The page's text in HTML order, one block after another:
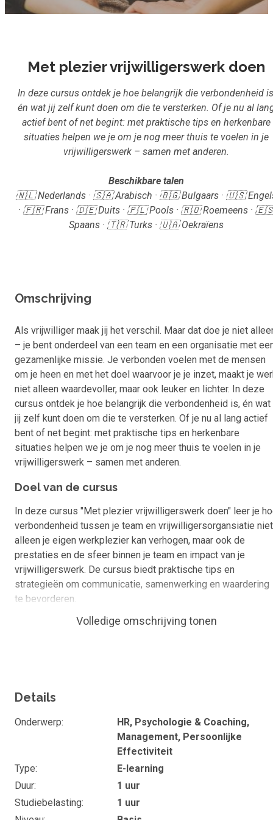
Inloggen
Met plezier vrijwilligerswerk doen
In deze cursus ontdek je hoe belangrijk die verbondenheid
én wat jij zelf kunt doen om die te versterken. Of je nu al
actief bent of net begint: met praktische tips en herkenbare
situaties helpen we je om je nog meer thuis te voelen in je
vrijwilligerswerk – samen met anderen.
Beschikbare talen
🇳🇱 Nederlands · 🇸🇦 Arabisch · 🇧🇬 Bulgaars · 🇺🇸
· 🇫🇷 Frans · 🇩🇪 Duits · 🇵🇱 Pools · 🇷🇴 Roemeens ·
Spaans · 🇹🇷 Turks · 🇺🇦 Oekraïens
Omschrijving
Als vrijwilliger maak jij het verschil. Maar dat doe je niet
– je bent onderdeel van een team en een organisatie met
gezamenlijke missie. Je verbonden voelen met de mensen
om je heen en met het doel waarvoor je je inzet, maakt je
niet alleen waardevoller, maar ook leuker en lichter. In deze
cursus ontdek je hoe belangrijk die verbondenheid is, én wat
jij zelf kunt doen om die te versterken. Of je nu al lang actief
bent of net begint: met praktische tips en herkenbare
situaties helpen we je om je nog meer thuis te voelen in je
vrijwilligerswerk – samen met anderen.
Doel van de cursus
In deze cursus "Met plezier vrijwilligerswerk doen" leer je
verbondenheid tussen je team en vrijwilligersorgansiatie niet
alleen je eigen werkplezier kan verhogen, maar ook de
prestaties en de sfeer binnen je team en impact van je
vrijwilligerswerk. De cursus biedt praktische tips en
strategieën om communicatie, samenwerking en waardering
te bevorderen.
Wat kan je of ken je na de cursus
team te vormen.
Strategieën om persoonlijke relaties met mensen
om je heen op te bouwen.
Hoe je een inclusieve en ondersteunende
werkomgeving creëert.
Tips om samenwerking en teamgeest te
Volledige omschrijving tonen
Details
Onderwerp
HR, Psychologie & Coaching,
Management, Persoonlijke
Effectiviteit
Type
E-learning
Duur
1 uur
Studiebelasting
1 uur